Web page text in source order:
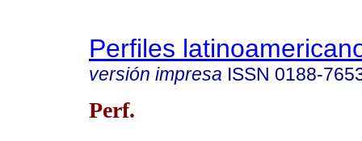
Perfiles
versión impresa ISSN 0188-
Perf.